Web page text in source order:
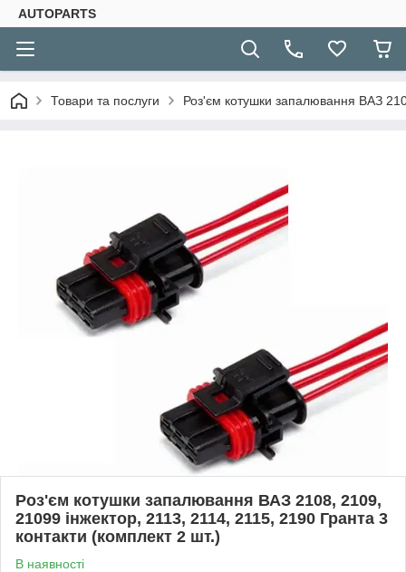
AUTOPARTS
Товари та послуги Роз'єм котушки запалювання ВАЗ
Роз'єм котушки запалювання ВАЗ 2108, 2109,
21099 інжектор, 2113, 2114, 2115, 2190 Гранта 3
контакти (комплект 2 шт.)
В наявності